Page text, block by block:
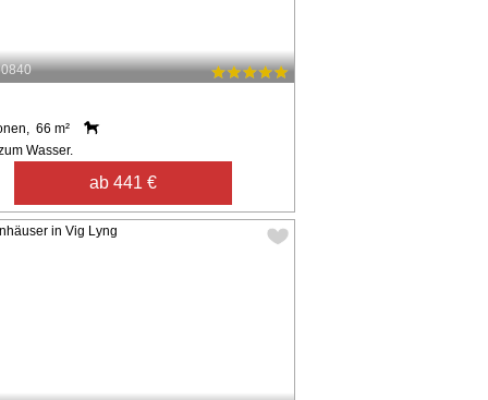
66 m²
Wasser.
ab 441 €